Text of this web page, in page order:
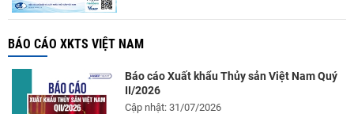
BÁO CÁO XKTS VIỆT NAM
Báo cáo Xuất khẩu Thủy sản Việt Nam Quý
II/2026
Cập nhật: 31/07/2026